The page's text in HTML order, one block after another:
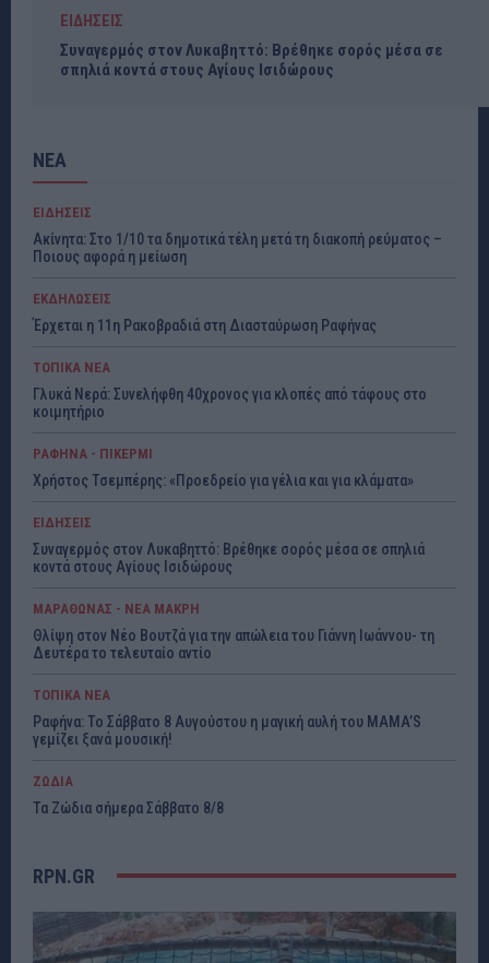
ΕΙΔΗΣΕΙΣ
Συναγερμός στον Λυκαβηττό: Βρέθηκε σορός μέσα σε
σπηλιά κοντά στους Αγίους Ισιδώρους
ΝΕΑ
ΕΙΔΗΣΕΙΣ
Ακίνητα: Στο 1/10 τα δημοτικά τέλη μετά τη διακοπή ρεύματος –
Ποιους αφορά η μείωση
ΕΚΔΗΛΩΣΕΙΣ
Έρχεται η 11η Ρακοβραδιά στη Διασταύρωση Ραφήνας
ΤΟΠΙΚΑ ΝΕΑ
Γλυκά Νερά: Συνελήφθη 40χρονος για κλοπές από τάφους στο
κοιμητήριο
ΡΑΦΗΝΑ - ΠΙΚΕΡΜΙ
Χρήστος Τσεμπέρης: «Προεδρείο για γέλια και για κλάματα»
ΕΙΔΗΣΕΙΣ
Συναγερμός στον Λυκαβηττό: Βρέθηκε σορός μέσα σε σπηλιά
κοντά στους Αγίους Ισιδώρους
ΜΑΡΑΘΩΝΑΣ - ΝΕΑ ΜΑΚΡΗ
Θλίψη στον Νέο Βουτζά για την απώλεια του Γιάννη Ιωάννου- τη
Δευτέρα το τελευταίο αντίο
ΤΟΠΙΚΑ ΝΕΑ
Ραφήνα: Το Σάββατο 8 Αυγούστου η μαγική αυλή του MAMA’S
γεμίζει ξανά μουσική!
ΖΩΔΙΑ
Τα Ζώδια σήμερα Σάββατο 8/8
RPN.GR